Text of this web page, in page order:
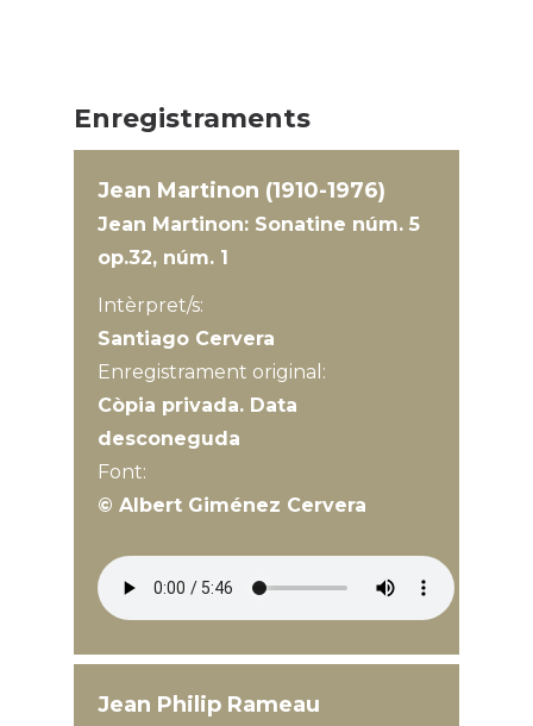
Enregistraments
Jean Martinon (1910-1976)
Jean Martinon: Sonatine núm. 5
op.32, núm. 1
Intèrpret/s:
Santiago Cervera
Enregistrament original:
Còpia privada. Data
desconeguda
Font:
© Albert Giménez Cervera
Jean Philip Rameau